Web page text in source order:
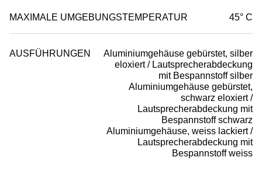
MAXIMALE UMGEBUNGSTEMPERATUR 45° C
AUSFÜHRUNGEN
Aluminiumgehäuse gebürstet, silber
eloxiert / Lautsprecherabdeckung
mit Bespannstoff silber
Aluminiumgehäuse gebürstet,
schwarz eloxiert /
Lautsprecherabdeckung mit
Bespannstoff schwarz
Aluminiumgehäuse, weiss lackiert /
Lautsprecherabdeckung mit
Bespannstoff weiss